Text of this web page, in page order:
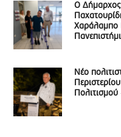
Ο Δήμαρχος
Χαράλαμπο
Νέο